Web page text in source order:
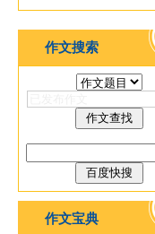
作文搜索
作文宝典